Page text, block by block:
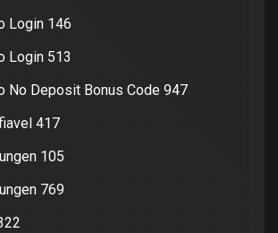
Login 146
Login 513
No Deposit Bonus Code 947
417
105
769